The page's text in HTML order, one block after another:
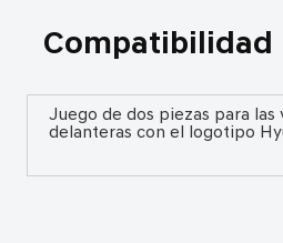
Compatibilidad
Juego de dos piezas para las
delanteras con el logotipo